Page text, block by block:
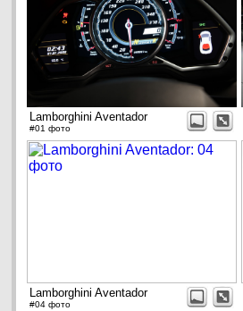
Lamborghini Aventador
#01 фото
Lamborghini Aventador
#04 фото